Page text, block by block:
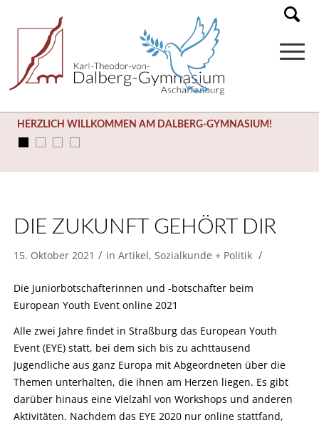
HERZLICH WILLKOMMEN AM DALBERG-GYMNASIUM!
DIE ZUKUNFT GEHÖRT DIR
15. Oktober 2021 / in Artikel, Sozialkunde + Politik /
Die Juniorbotschafterinnen und -botschafter beim
European Youth Event online 2021
Alle zwei Jahre findet in Straßburg das European Youth
Event (EYE) statt, bei dem sich bis zu achttausend
Jugendliche aus ganz Europa mit Abgeordneten über die
Themen unterhalten, die ihnen am Herzen liegen. Es gibt
darüber hinaus eine Vielzahl von Workshops und anderen
Aktivitäten. Nachdem das EYE 2020 nur online stattfand,